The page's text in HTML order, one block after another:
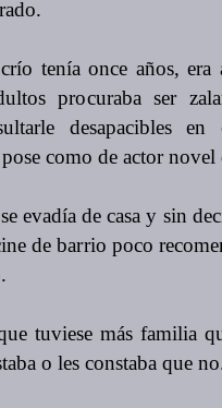
tenía once años, era
procuraba ser
desapacibles
como de actor novel
evadía de casa y sin
de barrio poco
tuviese más familia
o les constaba que